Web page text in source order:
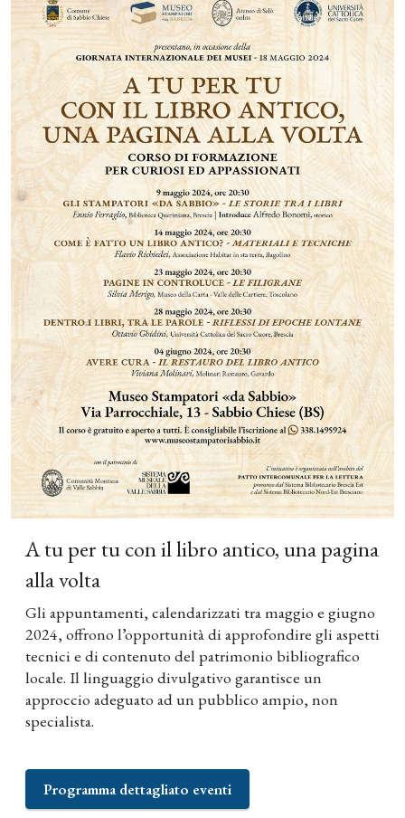
A tu per tu con il libro antico, una pagina
alla volta
Gli appuntamenti, calendarizzati tra maggio e giugno
2024, offrono l’opportunità di approfondire gli aspetti
tecnici e di contenuto del patrimonio bibliografico
locale. Il linguaggio divulgativo garantisce un
approccio adeguato ad un pubblico ampio, non
specialista.
Programma dettagliato eventi